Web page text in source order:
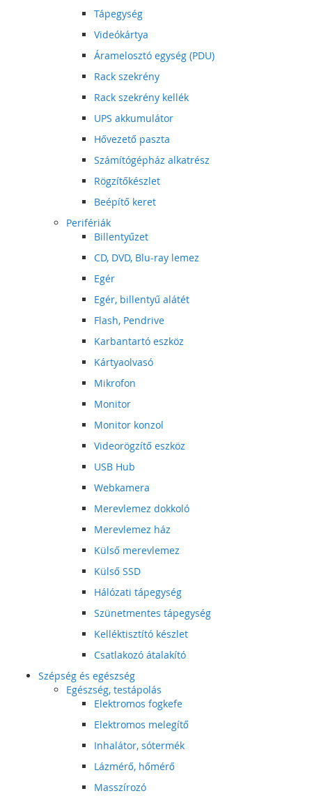
Tápegység
Videókártya
Áramelosztó egység (PDU)
Rack szekrény
Rack szekrény kellék
UPS akkumulátor
Hővezető paszta
Számítógépház alkatrész
Rögzítőkészlet
Beépítő keret
Perifériák
Billentyűzet
CD, DVD, Blu-ray lemez
Egér
Egér, billentyű alátét
Flash, Pendrive
Karbantartó eszköz
Kártyaolvasó
Mikrofon
Monitor
Monitor konzol
Videorögzítő eszköz
USB Hub
Webkamera
Merevlemez dokkoló
Merevlemez ház
Külső merevlemez
Külső SSD
Hálózati tápegység
Szünetmentes tápegység
Kelléktisztító készlet
Csatlakozó átalakító
Szépség és egészség
Egészség, testápolás
Elektromos fogkefe
Elektromos melegítő
Inhalátor, sótermék
Lázmérő, hőmérő
Masszírozó